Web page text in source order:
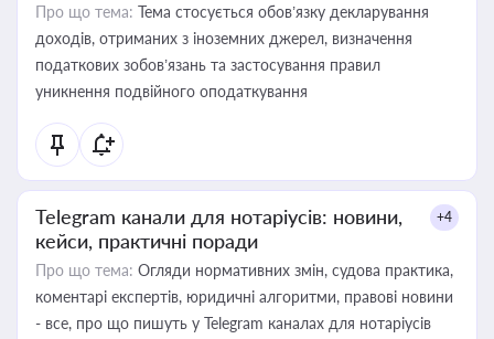
Про що тема: Тема стосується обов’язку декларування
доходів, отриманих з іноземних джерел, визначення
податкових зобов’язань та застосування правил
уникнення подвійного оподаткування
Telegram канали для нотаріусів: новини,
кейси, практичні поради
+4
Про що тема: Огляди нормативних змін, судова практика,
коментарі експертів, юридичні алгоритми, правові новини
- все, про що пишуть у Telegram каналах для нотаріусів